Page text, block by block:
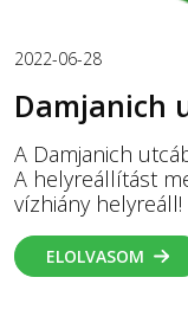
2022-06-28
Damjanich
A Damjanich
A helyreállítást
vízhiány helyreáll!
ELOLVASOM